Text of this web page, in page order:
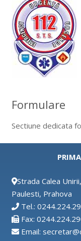
Formulare
Sectiune dedicata
Strada Calea
Paulesti, Prahova
Tel.:
Fax:
Email: